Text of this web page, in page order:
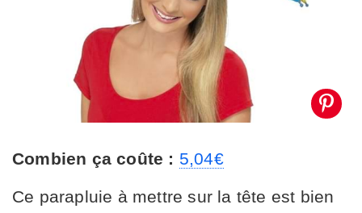
Combien ça coûte : 5,04€
Ce parapluie à mettre sur la tête est bien